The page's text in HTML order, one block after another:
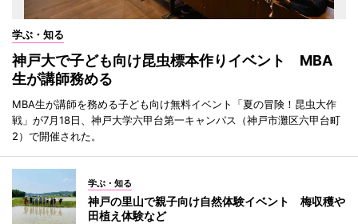
学ぶ・知る
神戸大で子ども向け昆虫標本作りイベント MBA
生が講師務める
MBA生が講師を務める子ども向け無料イベント「夏の冒険！昆虫大作
戦」が7月18日、神戸大学六甲台第一キャンパス（神戸市灘区六甲台町
2）で開催された。
学ぶ・知る
神戸の里山で親子向け自然体験イベント 梅収穫や
田植え体験など